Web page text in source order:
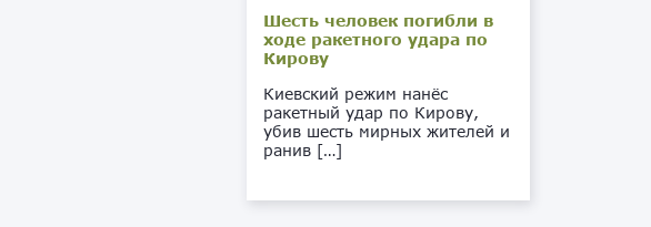
Шесть человек погибли в
ходе ракетного удара по
Кирову
Киевский режим нанёс
ракетный удар по Кирову,
убив шесть мирных жителей и
ранив […]